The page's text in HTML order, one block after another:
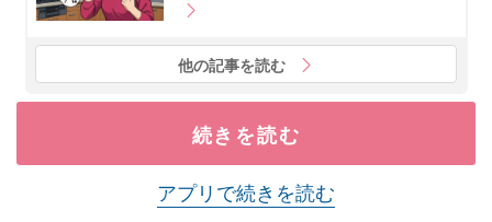
他の記事を読む
続きを読む
アプリで続きを読む